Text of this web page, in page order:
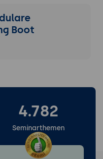
Boot
4.782
Seminarthemen